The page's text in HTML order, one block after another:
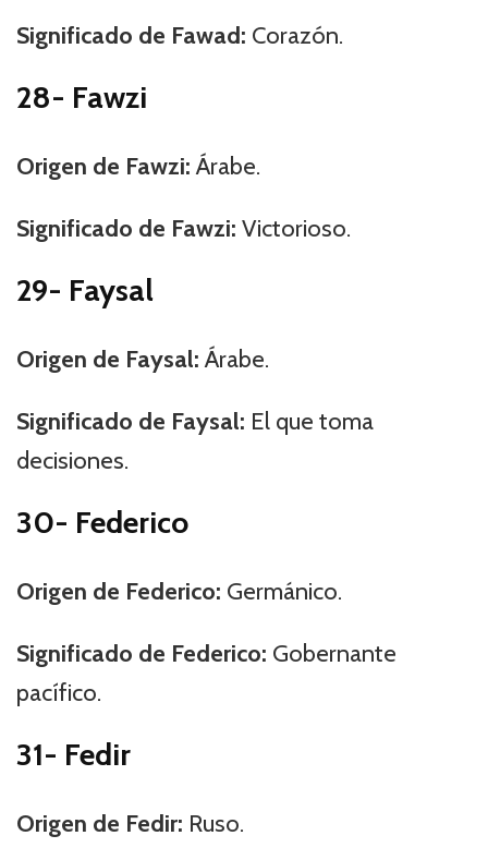
Significado de Fawad: Corazón.
28- Fawzi
Origen de Fawzi:Árabe.
Significado de Fawzi: Victorioso.
29- Faysal
Origen de Faysal:Árabe.
Significado de Faysal: El que toma
decisiones.
30- Federico
Origen de Federico: Germánico.
Significado de Federico: Gobernante
pacífico.
31- Fedir
Origen de Fedir: Ruso.